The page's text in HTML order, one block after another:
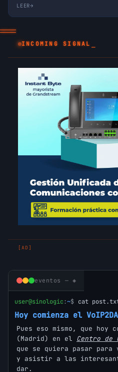
LEER
INCOMING SIGNAL
[AD]
eventos — ◈
user@sinologic:~$ cat
Hoy comienza el
Pues eso mismo, que hoy
(Madrid) en el Centro de
que se quiera pasar para
y asistir a las
dar.